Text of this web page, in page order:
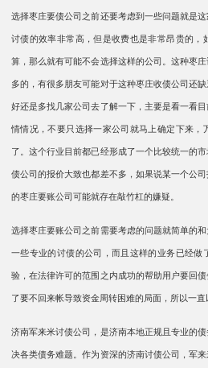
选择枣庄要债公司之前还要考虑到一些问题就是
讨债的效率非常高，但是收费也是非常昂贵的，
算，那么就有可能不会选择这样的公司。这种枣
多的，有很多朋友可能对于这种枣庄收债公司还
好还是多找几家公司去了解一下，主要是看一看
情情况，不要只选择一家公司就马上确定下来，
了。这个行业目前都已经形成了一个比较统一的
债公司的报价大致也都差不多，如果说某一个公
的枣庄要账公司可能就存在敲竹杠的嫌疑。
选择枣庄要账公司之前需要考虑的问题就简单的
一些专业的讨债的公司，而且这样的业务已经做
验，在法律许可的范围之内成功的帮助用户要回
了要不回来帐导致资金周转困难的局面，所以一直
济南军来米讨债公司，是济南本地正规且专业的
决各类债务难题。作为资深的济南讨债公司，军